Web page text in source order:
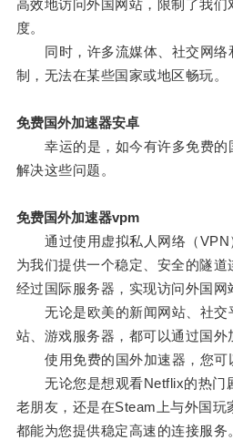
高效地访问外国网站，限制了我
度。
同时，许多流媒体、社交网络
制，无法在某些国家或地区畅玩。
免费国外加速器安卓
幸运的是，如今有许多免费的
解决这些问题。
免费国外加速器vpm
通过使用虚拟私人网络（VPN
为我们提供一个稳定、安全的隧
经过国际服务器，实现访问外国网
无论是欧美的新闻网站、社交
站、游戏服务器，都可以通过国外
使用免费的国外加速器，您可
无论您是想观看Netflix的热门
老朋友，还是在Steam上与外国玩
都能为您提供稳定高速的连接服务